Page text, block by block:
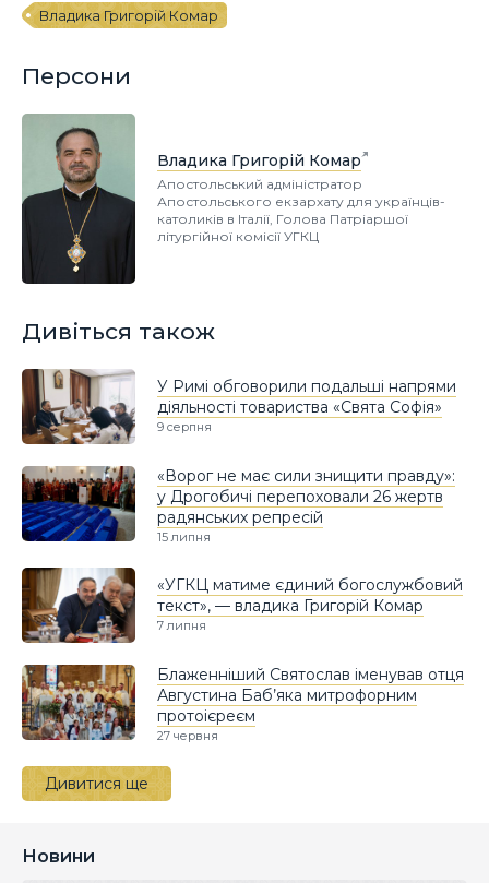
Владика Григорій Комар
Персони
Владика Григорій Комар
Апостольський адміністратор
Апостольського екзархату для українців-
католиків в Італії, Голова Патріаршої
літургійної комісії УГКЦ
Дивіться також
У Римі обговорили подальші напрями
діяльності товариства «Свята Софія»
9 серпня
«Ворог не має сили знищити правду»:
у Дрогобичі перепоховали 26 жертв
радянських репресій
15 липня
«УГКЦ матиме єдиний богослужбовий
текст», — владика Григорій Комар
7 липня
Блаженніший Святослав іменував отця
Августина Баб’яка митрофорним
протоієреєм
27 червня
Дивитися ще
Новини